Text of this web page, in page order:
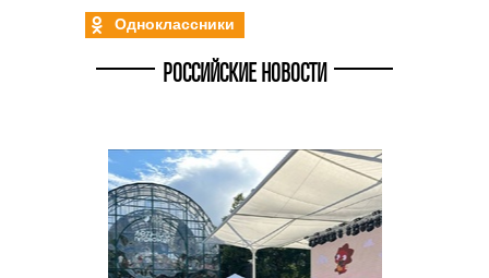
Одноклассники
РОССИЙСКИЕ НОВОСТИ